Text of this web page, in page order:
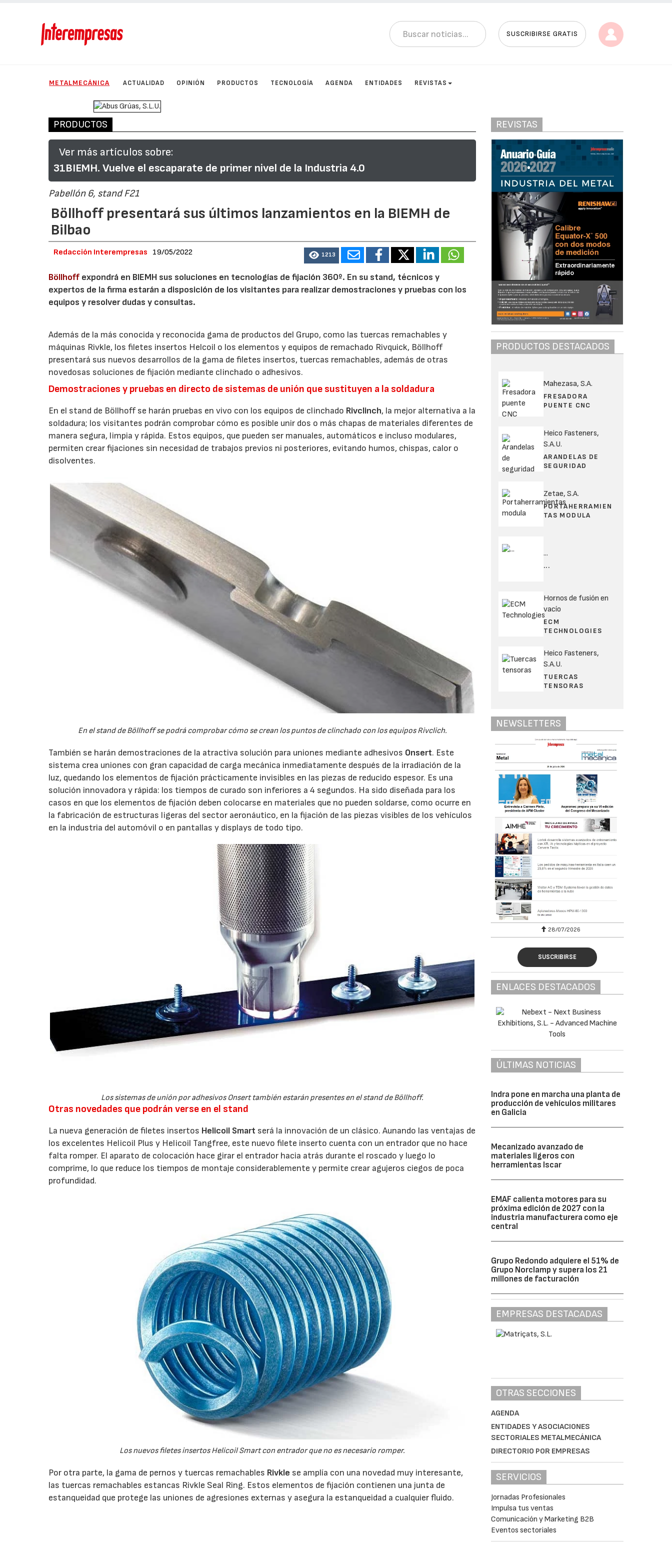
SUSCRIBIRSE GRATIS
METALMECÁNICA ACTUALIDAD OPINIÓN PRODUCTOS TECNOLOGÍA AGENDA ENTIDADES REVISTAS
PRODUCTOS
Ver más artículos sobre:
31BIEMH. Vuelve el escaparate de primer nivel de la Industria 4.0
Pabellón 6, stand F21
Böllhoff presentará sus últimos lanzamientos en la BIEMH de
Bilbao
Redacción Interempresas 19/05/2022 1213
Böllhoff expondrá en BIEMH sus soluciones en tecnologías de fijación 360º. En su stand, técnicos y
expertos de la firma estarán a disposición de los visitantes para realizar demostraciones y pruebas con los
equipos y resolver dudas y consultas.
Además de la más conocida y reconocida gama de productos del Grupo, como las tuercas remachables y
máquinas Rivkle, los filetes insertos Helcoil o los elementos y equipos de remachado Rivquick, Böllhoff
presentará sus nuevos desarrollos de la gama de filetes insertos, tuercas remachables, además de otras
novedosas soluciones de fijación mediante clinchado o adhesivos.
Demostraciones y pruebas en directo de sistemas de unión que sustituyen a la soldadura
En el stand de Böllhoff se harán pruebas en vivo con los equipos de clinchado Rivclinch, la mejor alternativa a la
soldadura; los visitantes podrán comprobar cómo es posible unir dos o más chapas de materiales diferentes de
manera segura, limpia y rápida. Estos equipos, que pueden ser manuales, automáticos e incluso modulares,
permiten crear fijaciones sin necesidad de trabajos previos ni posteriores, evitando humos, chispas, calor o
disolventes.
En el stand de Böllhoff se podrá comprobar cómo se crean los puntos de clinchado con los equipos Rivclich.
También se harán demostraciones de la atractiva solución para uniones mediante adhesivos Onsert. Este
sistema crea uniones con gran capacidad de carga mecánica inmediatamente después de la irradiación de la
luz, quedando los elementos de fijación prácticamente invisibles en las piezas de reducido espesor. Es una
solución innovadora y rápida: los tiempos de curado son inferiores a 4 segundos. Ha sido diseñada para los
casos en que los elementos de fijación deben colocarse en materiales que no pueden soldarse, como ocurre en
la fabricación de estructuras ligeras del sector aeronáutico, en la fijación de las piezas visibles de los vehículos
en la industria del automóvil o en pantallas y displays de todo tipo.
Los sistemas de unión por adhesivos Onsert también estarán presentes en el stand de Böllhoff.
Otras novedades que podrán verse en el stand
La nueva generación de filetes insertos Helicoil Smart será la innovación de un clásico. Aunando las ventajas de
los excelentes Helicoil Plus y Helicoil Tangfree, este nuevo filete inserto cuenta con un entrador que no hace
falta romper. El aparato de colocación hace girar el entrador hacia atrás durante el roscado y luego lo
comprime, lo que reduce los tiempos de montaje considerablemente y permite crear agujeros ciegos de poca
profundidad.
Los nuevos filetes insertos Helicoil Smart con entrador que no es necesario romper.
Por otra parte, la gama de pernos y tuercas remachables Rivkle se amplía con una novedad muy interesante,
las tuercas remachables estancas Rivkle Seal Ring. Estos elementos de fijación contienen una junta de
estanqueidad que protege las uniones de agresiones externas y asegura la estanqueidad a cualquier fluido.
REVISTAS
PRODUCTOS DESTACADOS
Mahezasa, S.A.
FRESADORA
PUENTE CNC
Heico Fasteners,
S.A.U.
ARANDELAS DE
SEGURIDAD
Zetae, S.A.
PORTAHERRAMIEN
TAS MODULA
...
...
Hornos de fusión en
vacío
ECM
TECHNOLOGIES
Heico Fasteners,
S.A.U.
TUERCAS
TENSORAS
NEWSLETTERS
28/07/2026 28/07/2026
SUSCRIBIRSE
ENLACES DESTACADOS
ÚLTIMAS NOTICIAS
Indra pone en marcha una planta de
producción de vehículos militares
en Galicia
Mecanizado avanzado de
materiales ligeros con
herramientas Iscar
EMAF calienta motores para su
próxima edición de 2027 con la
industria manufacturera como eje
central
Grupo Redondo adquiere el 51% de
Grupo Norclamp y supera los 21
millones de facturación
EMPRESAS DESTACADAS
OTRAS SECCIONES
AGENDA
ENTIDADES Y ASOCIACIONES
SECTORIALES METALMECÁNICA
DIRECTORIO POR EMPRESAS
SERVICIOS
Jornadas Profesionales
Impulsa tus ventas
Comunicación y Marketing B2B
Eventos sectoriales